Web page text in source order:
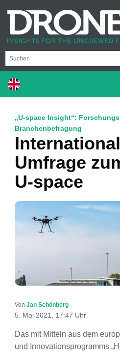
„U-space Insight“:
Branchenbefragung
Umfrage
U-space
Von Jan Schönberg
5. Mai 2021, 17:47 Uhr
Das mit Mitteln aus dem
und Innovationsprogramms